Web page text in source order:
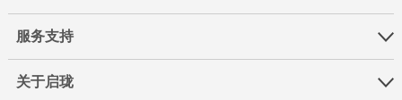
服务支持
关于启珑